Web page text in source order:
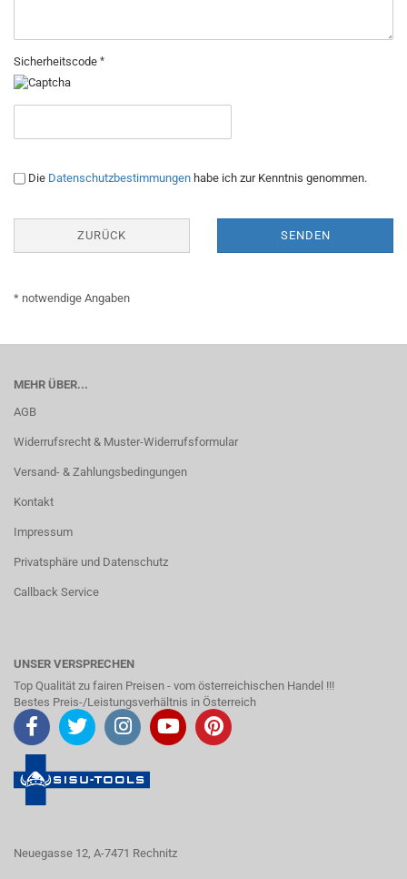
Sicherheitscode
DATENSCHUTZBESTIMMUNGEN
Die Datenschutzbestimmungen habe ich zur Kenntnis genommen.
ZURÜCK SENDEN
* notwendige Angaben
MEHR ÜBER...
AGB
Widerrufsrecht & Muster-Widerrufsformular
Versand- & Zahlungsbedingungen
Kontakt
Impressum
Privatsphäre und Datenschutz
Callback Service
UNSER VERSPRECHEN
Top Qualität zu fairen Preisen - vom österreichischen Handel !!!
Bestes Preis-/Leistungsverhältnis in Österreich
Neuegasse 12, A-7471 Rechnitz